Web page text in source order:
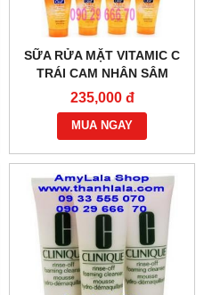
SỮA RỬA MẶT VITAMIC C
TRÁI CAM NHÂN SÂM
MORNING BURST FACIAL
SCRUB BURSTING BEADS
29G - 0933555070 :
235,000 đ
MUA NGAY